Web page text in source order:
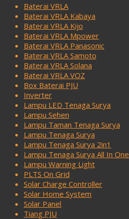
Baterai VRLA
Baterai VRLA Kabaya
Baterai VRLA Kijo
Baterai VRLA Mpower
Baterai VRLA Panasonic
Baterai VRLA Samoto
Baterai VRLA Solana
Baterai VRLA VOZ
Box Baterai PJU
Inverter
Lampu LED Tenaga Surya
Lampu Sehen
Lampu Taman Tenaga Surya
Lampu Tenaga Surya
Lampu Tenaga Surya 2in1
Lampu Tenaga Surya All In One
Lampu Warning Light
PLTS On Grid
Solar Charge Controller
Solar Home System
Solar Panel
Tiang PJU